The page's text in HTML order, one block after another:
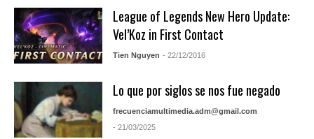
League of Legends New Hero Update:
Vel’Koz in First Contact
Tien Nguyen - 22/12/2016
Lo que por siglos se nos fue negado
frecuenciamultimedia.adm@gmail.com
- 21/03/2025